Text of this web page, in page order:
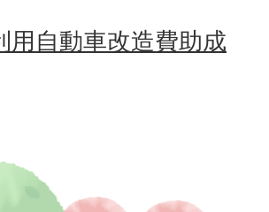
用自動車改造費助成